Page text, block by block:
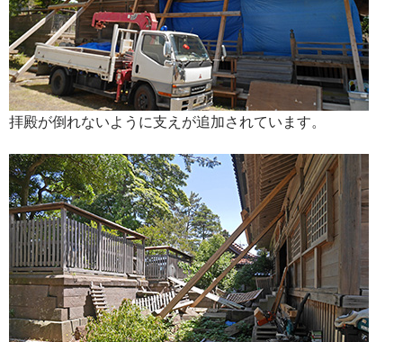
拝殿が倒れないように支えが追加されています。